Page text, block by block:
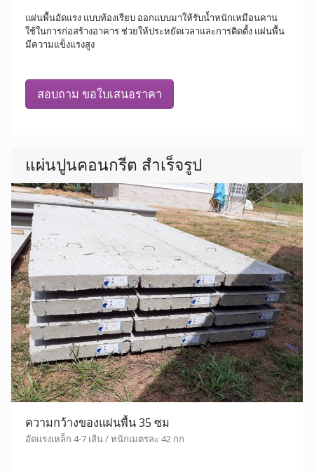
แผ่นพื้นอัดแรง แบบท้องเรียบ ออกแบบมาให้รับน้ำหนักเหมือนคาน
ใช้ในการก่อสร้างอาคาร ช่วยให้ประหยัดเวลาและการติดตั้ง แผ่นพื้น
มีความแข็งแรงสูง
สอบถาม ขอใบเสนอราคา
แผ่นปูนคอนกรีต สำเร็จรูป
ความกว้างของแผ่นพื้น 35 ซม
อัดแรงเหล็ก 4-7 เส้น / หนักเมตรละ 42 กก